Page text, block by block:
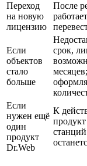
Переход
на новую
лицензию
После
Если
объектов
стало
больше
срок,
Если
нужен ещё
один
продукт
Dr.Web
К